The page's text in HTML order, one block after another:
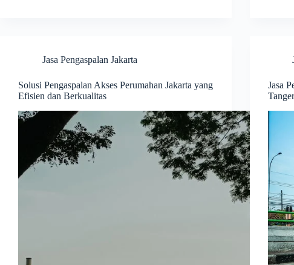
Jasa Pengaspalan Jakarta
Solusi Pengaspalan Akses Perumahan Jakarta yang
Efisien dan Berkualitas
Jasa